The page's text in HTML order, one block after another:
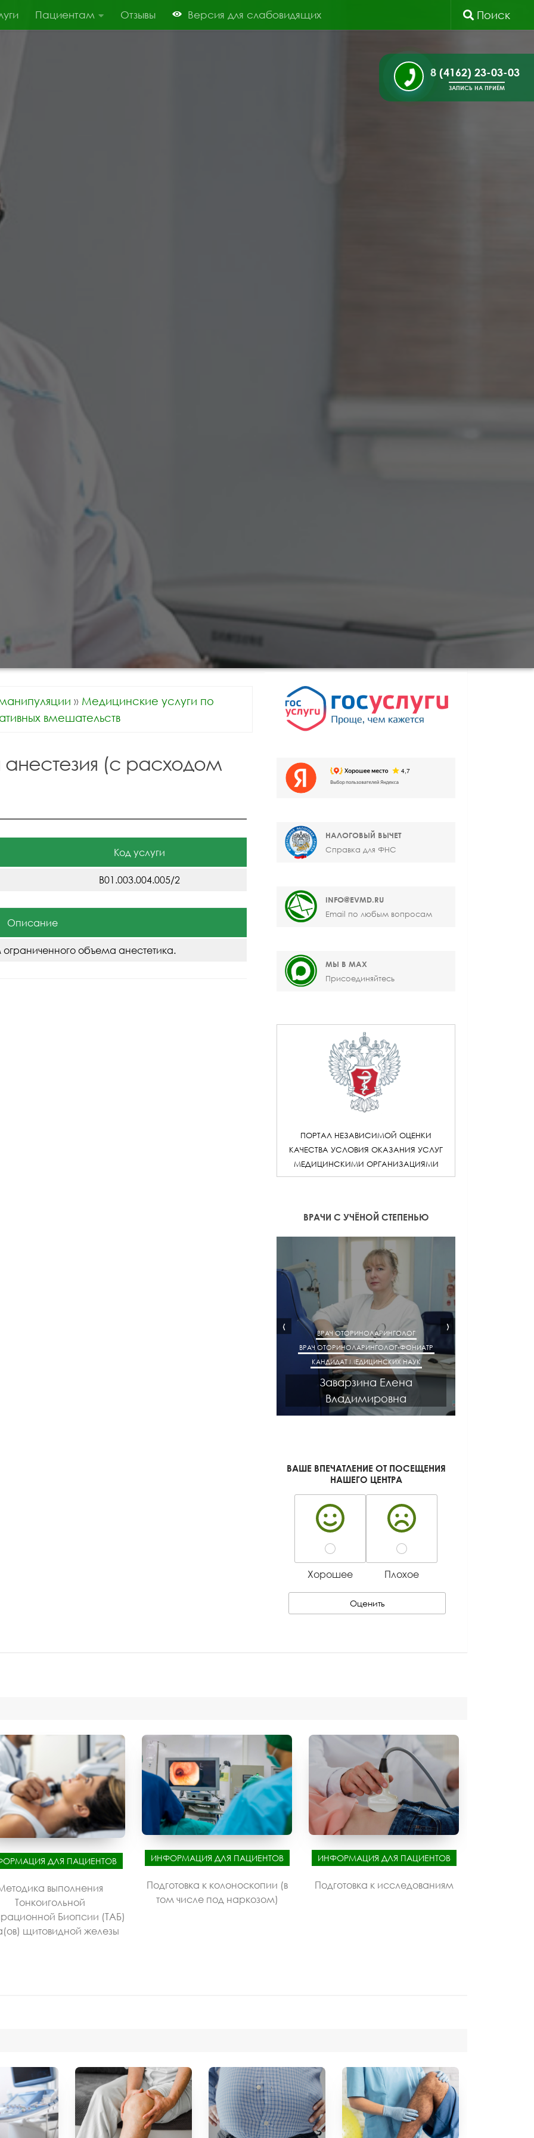
Пациентам Отзывы Версия для слабовидящих Поиск
8 (4162) 23-03-03
ЗАПИСЬ НА ПРИЁМ
» Медицинские услуги по
вмешательств
(с расходом
Код услуги
B01.003.004.005/2
Описание
объема анестетика.
НАЛОГОВЫЙ ВЫЧЕТ
Справка для ФНС
INFO@EVMD.RU
Email по любым вопросам
МЫ В MAX
Присоединяйтесь
ПОРТАЛ НЕЗАВИСИМОЙ ОЦЕНКИ
КАЧЕСТВА УСЛОВИЯ ОКАЗАНИЯ УСЛУГ
МЕДИЦИНСКИМИ ОРГАНИЗАЦИЯМИ
ВРАЧИ С УЧЁНОЙ СТЕПЕНЬЮ
ВРАЧ ОТОРИНОЛАРИНГОЛОГ
ВРАЧ ОТОРИНОЛАРИНГОЛОГ-ФОНИАТР
КАНДИДАТ МЕДИЦИНСКИХ НАУК
Заварзина Елена
Владимировна
‹ ›
ВАШЕ ВПЕЧАТЛЕНИЕ ОТ ПОСЕЩЕНИЯ
НАШЕГО ЦЕНТРА
Хорошее Плохое
Оценить
ДЛЯ ПАЦИЕНТОВ
выполнения
Тонкоигольной
Биопсии (ТАБ)
щитовидной железы
ИНФОРМАЦИЯ ДЛЯ ПАЦИЕНТОВ
Подготовка к колоноскопии (в
том числе под наркозом)
ИНФОРМАЦИЯ ДЛЯ ПАЦИЕНТОВ
Подготовка к исследованиям